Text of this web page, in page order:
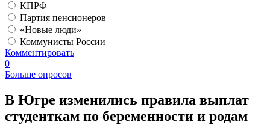
КПРФ
Партия пенсионеров
«Новые люди»
Коммунисты России
Комментировать
0
Больше опросов
​В Югре изменились правила выплат
студенткам по беременности и родам